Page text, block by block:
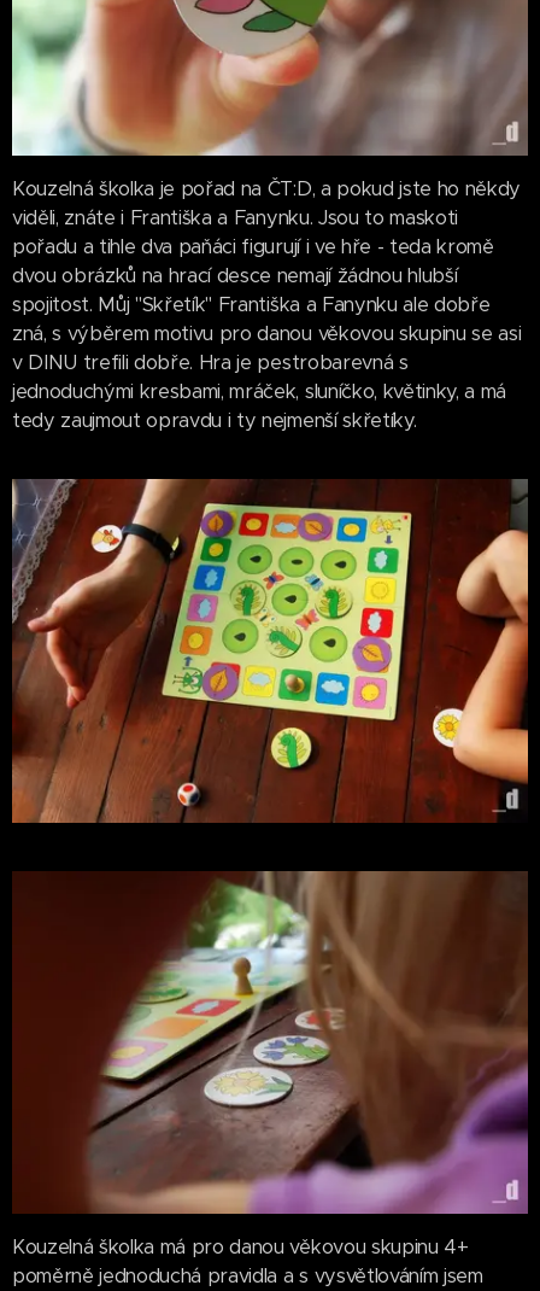
Kouzelná školka je pořad na ČT:D, a pokud jste ho někdy
viděli, znáte i Františka a Fanynku. Jsou to maskoti
pořadu a tihle dva paňáci figurují i ve hře - teda kromě
dvou obrázků na hrací desce nemají žádnou hlubší
spojitost. Můj "Skřetík" Františka a Fanynku ale dobře
zná, s výběrem motivu pro danou věkovou skupinu se asi
v DINU trefili dobře. Hra je pestrobarevná s
jednoduchými kresbami, mráček, sluníčko, květinky, a má
tedy zaujmout opravdu i ty nejmenší skřetíky.
Kouzelná školka má pro danou věkovou skupinu 4+
poměrně jednoduchá pravidla a s vysvětlováním jsem